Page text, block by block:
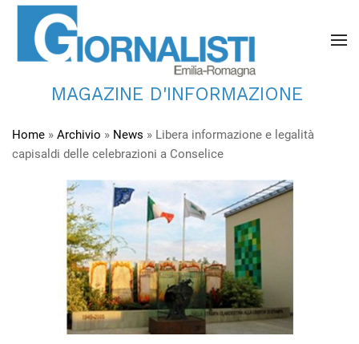
MAGAZINE D'INFORMAZIONE
Home » Archivio » News » Libera informazione e legalità
capisaldi delle celebrazioni a Conselice